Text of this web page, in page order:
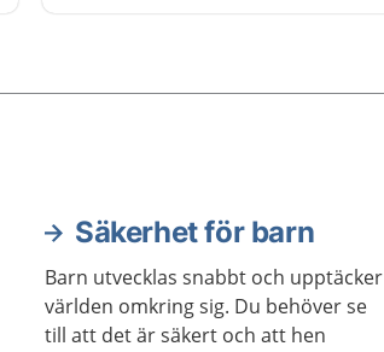
också ett sätt för dig och barnet
Säkerhet för barn
Barn utvecklas snabbt och upptäcker
världen omkring sig. Du behöver se
till att det är säkert och att hen